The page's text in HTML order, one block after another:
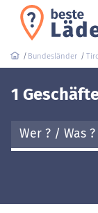
Bundesländer
1